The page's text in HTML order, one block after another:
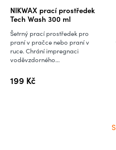
NIKWAX prací prostředek
Tech Wash 300 ml
Průměrné
hodnocení
produktu
je
5,0
5
199 Kč
Šetrný prací prostředek pro
praní v pračce nebo praní v
ruce. Chrání impregnaci
voděvzdorného...
S